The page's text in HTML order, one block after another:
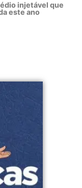
injetável que
este ano